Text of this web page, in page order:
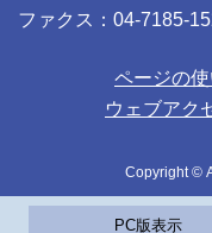
ファクス：04-7185-
ページの
ウェブアク
Copyright ©
PC版表示